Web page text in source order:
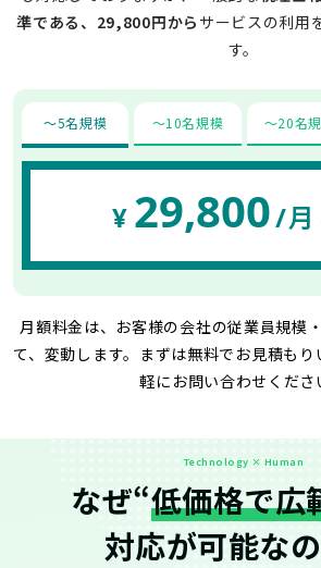
準である、29,800円から サービスの利用
す。
〜5名規模 〜10名規模 〜20名
¥ 29,800/月
月額料金は、お客様の会社の従業員規模
て、変動します。 まずは無料でお見積も
軽にお問い合わせくださ
Technology × Human
なぜ“低価格で広
対応が可能な